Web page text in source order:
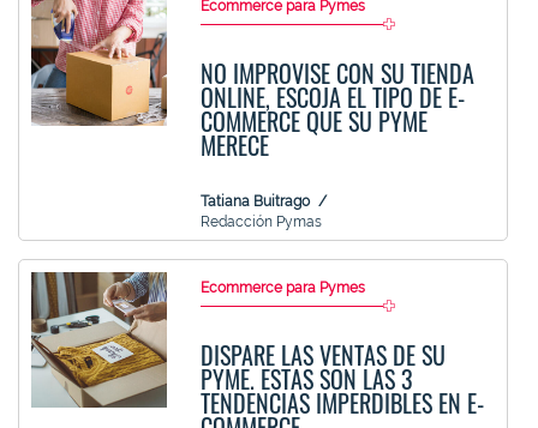
Ecommerce para Pymes
NO IMPROVISE CON SU TIENDA
ONLINE, ESCOJA EL TIPO DE E-
COMMERCE QUE SU PYME
MERECE
Tatiana Buitrago
Redacción Pymas
Ecommerce para Pymes
DISPARE LAS VENTAS DE SU
PYME. ESTAS SON LAS 3
TENDENCIAS IMPERDIBLES EN E-